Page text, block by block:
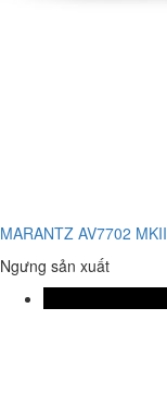
MARANTZ AV7702 MKII
Ngưng sản xuất